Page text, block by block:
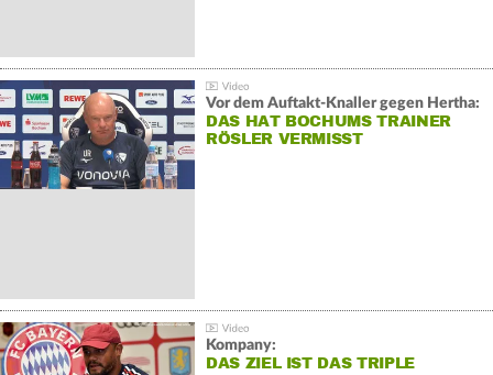
Vor dem Auftakt-Knaller gegen Hertha:
DAS HAT BOCHUMS TRAINER
RÖSLER VERMISST
Kompany:
DAS ZIEL IST DAS TRIPLE